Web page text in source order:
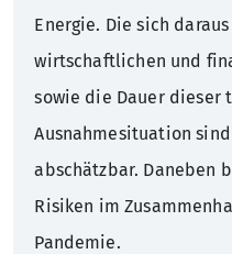
Energie. Die sich
wirtschaftlichen und
sowie die Dauer dieser
Ausnahmesituation
abschätzbar. Daneben
Risiken im
Pandemie.